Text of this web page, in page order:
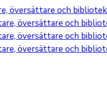
översättare och